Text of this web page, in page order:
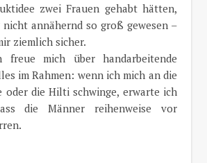
zwei Frauen gehabt hätten,
annähernd so groß gewesen –
ziemlich sicher.
freue mich über handarbeitende
im Rahmen: wenn ich mich an die
oder die Hilti schwinge, erwarte ich
die Männer reihenweise vor